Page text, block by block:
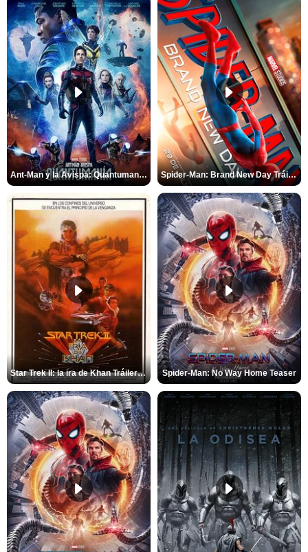
Ant-Man y la Avispa: Quantumanía Tráiler (2) Spider-Man: Brand New Day Tráiler (3)
Star Trek II: la ira de Khan Tráiler VO Spider-Man: No Way Home Teaser